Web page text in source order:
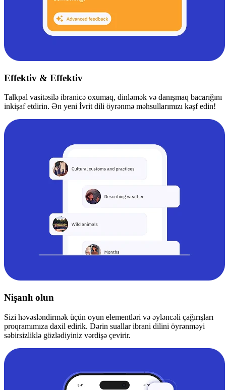
Effektiv & Effektiv
Talkpal vasitəsilə ibranicə oxumaq, dinləmək və danışmaq bacarığını
inkişaf etdirin. Ən yeni İvrit dili öyrənmə məhsullarımızı kəşf edin!
Nişanlı olun
Sizi həvəsləndirmək üçün oyun elementləri və əyləncəli çağırışları
proqramımıza daxil edirik. Dərin suallar ibrani dilini öyrənməyi
səbirsizliklə gözlədiyiniz vərdişə çevirir.